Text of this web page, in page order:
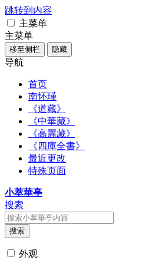
跳转到内容
主菜单
主菜单
移至侧栏 隐藏
导航
首页
南怀瑾
《道藏》
《中華藏》
《高麗藏》
《四庫全書》
最近更改
特殊页面
小萃華亭
搜索
搜索
外观